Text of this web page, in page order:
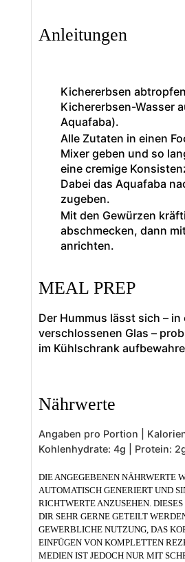
Anleitungen
Kichererbsen
Kichererbsen-Wasser
Aquafaba).
Alle Zutaten in einen
Mixer geben und so
eine cremige
Dabei das Aquafaba
zugeben.
Mit den Gewürzen
abschmecken, dann
anrichten.
MEAL PREP
Der Hummus lässt sich –
verschlossenen Glas –
im Kühlschrank
Nährwerte
Angaben pro Portion |
Kohlenhydrate: 4g Protein: 2
DIE ANGEGEBENEN NÄHRWERTE
AUTOMATISCH GENERIERT UND
RICHTWERTE ANZUSEHEN.
DIR SEHR GERNE GETEILT
GEWERBLICHE NUTZUNG, DAS
EINFÜGEN VON KOMPLETTEN
MEDIEN IST JEDOCH NUR MIT